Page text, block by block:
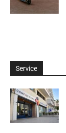
Service